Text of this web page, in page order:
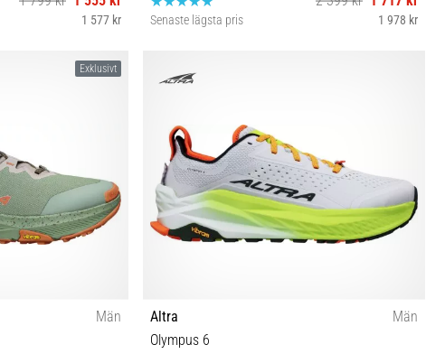
1 577 kr Senaste lägsta pris 1 978 kr
Exklusivt
Män
Altra
Män
Olympus 6